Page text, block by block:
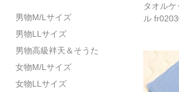
タオル
ル
男物M/Lサイズ
男物LLサイズ
男物高級袢天＆そうた
女物M/Lサイズ
女物LLサイズ